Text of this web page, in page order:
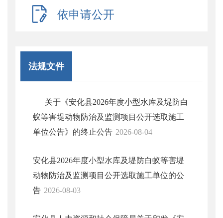
依申请公开
法规文件
关于《安化县2026年度小型水库及堤防白
蚁等害堤动物防治及监测项目公开选取施工
单位公告》的终止公告 2026-08-04
安化县2026年度小型水库及堤防白蚁等害堤
动物防治及监测项目公开选取施工单位的公
告 2026-08-03